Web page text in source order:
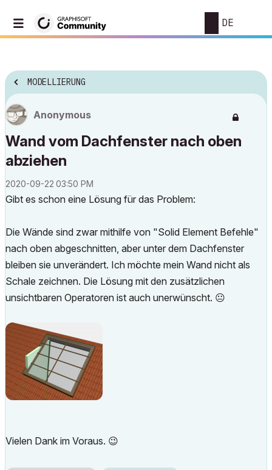
DE
MODELLIERUNG
Anonymous
Wand vom Dachfenster nach oben
abziehen
‎2020-09-22 03:50 PM
Gibt es schon eine Lösung für das Problem:
Die Wände sind zwar mithilfe von "Solid Element Befehle"
nach oben abgeschnitten, aber unter dem Dachfenster
bleiben sie unverändert. Ich möchte mein Wand nicht als
Schale zeichnen. Die Lösung mit den zusätzlichen
unsichtbaren Operatoren ist auch unerwünscht. 😐
Vielen Dank im Voraus. 😉